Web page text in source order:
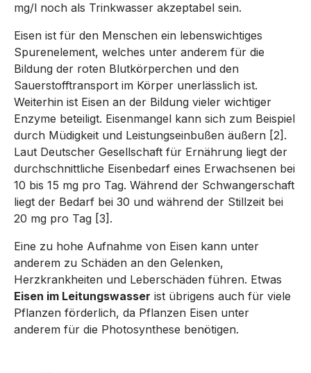
mg/l noch als Trinkwasser akzeptabel sein.
Eisen ist für den Menschen ein lebenswichtiges
Spurenelement, welches unter anderem für die
Bildung der roten Blutkörperchen und den
Sauerstofftransport im Körper unerlässlich ist.
Weiterhin ist Eisen an der Bildung vieler wichtiger
Enzyme beteiligt. Eisenmangel kann sich zum Beispiel
durch Müdigkeit und Leistungseinbußen äußern [2].
Laut Deutscher Gesellschaft für Ernährung liegt der
durchschnittliche Eisenbedarf eines Erwachsenen bei
10 bis 15 mg pro Tag. Während der Schwangerschaft
liegt der Bedarf bei 30 und während der Stillzeit bei
20 mg pro Tag [3].
Eine zu hohe Aufnahme von Eisen kann unter
anderem zu Schäden an den Gelenken,
Herzkrankheiten und Leberschäden führen. Etwas
Eisen im Leitungswasser ist übrigens auch für viele
Pflanzen förderlich, da Pflanzen Eisen unter
anderem für die Photosynthese benötigen.